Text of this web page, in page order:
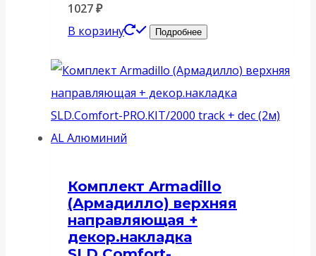
1027₽
В корзину
Подробнее
Комплект Armadillo
(Армадилло) верхняя
направляющая +
декор.накладка